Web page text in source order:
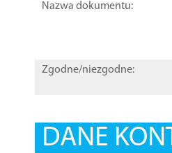
Nazwa dokumentu:
Zgodne/niezgodne:
DANE